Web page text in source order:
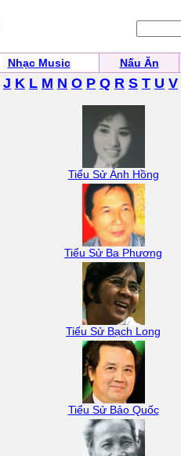
Nhạc Music Nấu Ăn
J K L M N O P Q R S T U V
Tiểu Sử Ánh Hồng
Tiểu Sử Ba Phương
Tiểu Sử Bạch Long
Tiểu Sử Bảo Quốc